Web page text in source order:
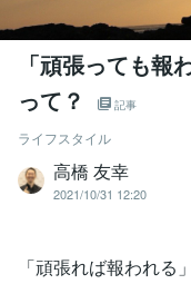
「頑張っても報
って？
記事
ライフスタイル
高橋 友幸
2021/10/31 12:20
「頑張れば報われる」